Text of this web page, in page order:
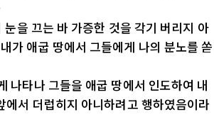
을 끄는 바 가증한 것을 각기 버리지 아
가 애굽 땅에서 그들에게 나의 분노를 쏟
나타나 그들을 애굽 땅에서 인도하여 내
서 더럽히지 아니하려고 행하였음이라